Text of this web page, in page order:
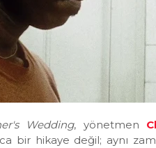
Wedding, yönetmen
bir hikaye değil; aynı